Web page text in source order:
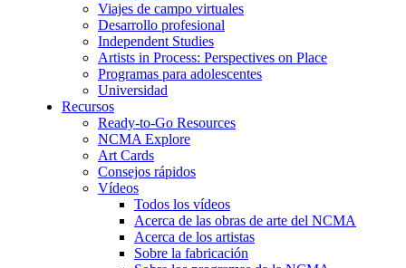
Viajes de campo virtuales
Desarrollo profesional
Independent Studies
Artists in Process: Perspectives on Place
Programas para adolescentes
Universidad
Recursos
Ready-to-Go Resources
NCMA Explore
Art Cards
Consejos rápidos
Vídeos
Todos los vídeos
Acerca de las obras de arte del NCMA
Acerca de los artistas
Sobre la fabricación